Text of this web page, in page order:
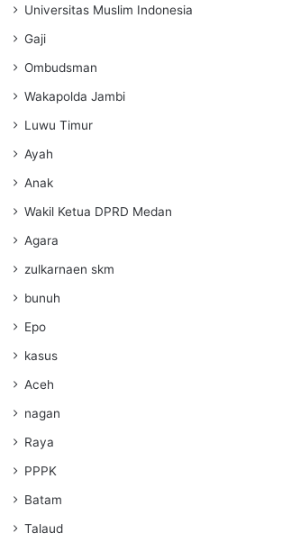
Universitas Muslim Indonesia
Gaji
Ombudsman
Wakapolda Jambi
Luwu Timur
Ayah
Anak
Wakil Ketua DPRD Medan
Agara
zulkarnaen skm
bunuh
Epo
kasus
Aceh
nagan
Raya
PPPK
Batam
Talaud